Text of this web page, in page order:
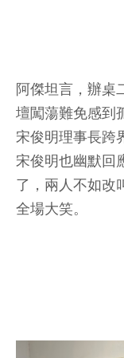
阿傑坦言，辦桌
壇闖蕩難免感到
宋俊明理事長跨
宋俊明也幽默回
了，兩人不如改
全場大笑。